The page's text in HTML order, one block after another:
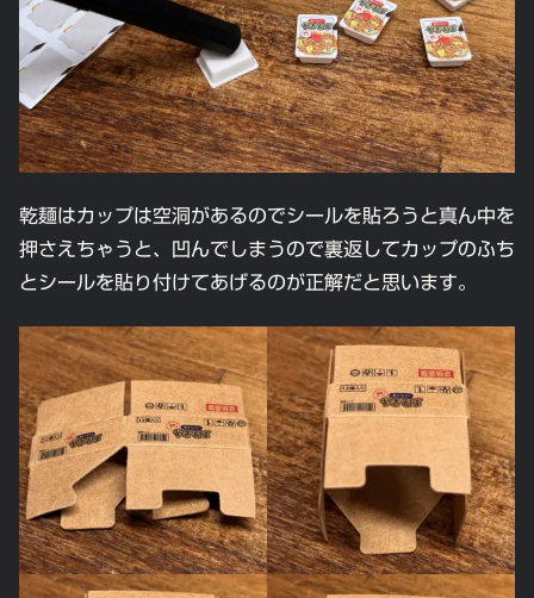
乾麺はカップは空洞があるのでシールを貼ろうと真ん中を
押さえちゃうと、凹んでしまうので裏返してカップのふち
とシールを貼り付けてあげるのが正解だと思います。